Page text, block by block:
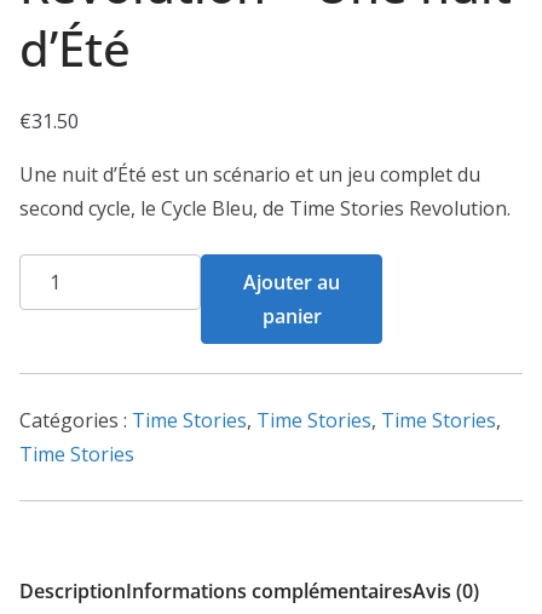
d’Été
€31.50
Une nuit d’Été est un scénario et un jeu complet du
second cycle, le Cycle Bleu, de Time Stories Revolution.
quantité
de
Stories
nuit
Ajouter au
panier
Catégories : Time Stories, Time Stories, Time Stories,
Time Stories
DescriptionInformations complémentairesAvis (0)